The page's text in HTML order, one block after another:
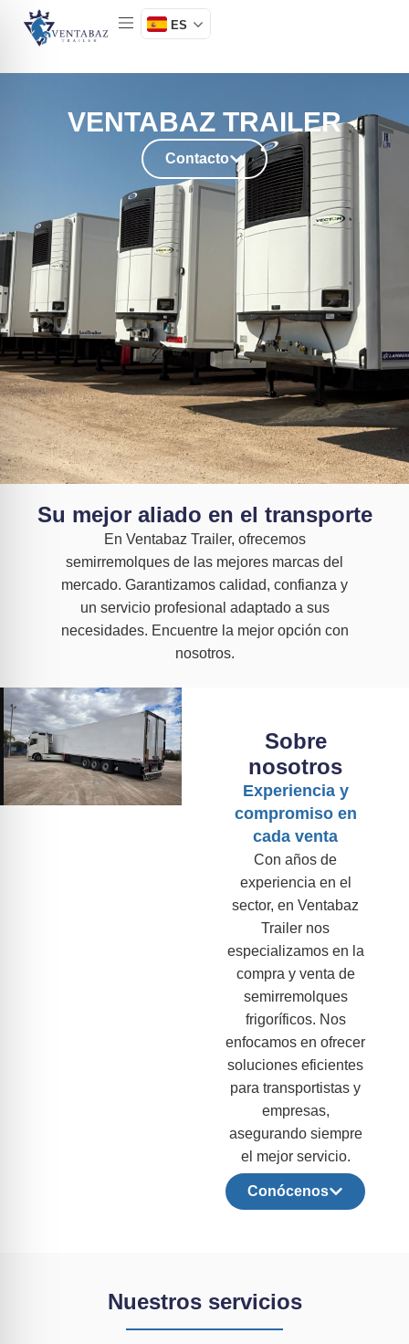
ES
VENTABAZ TRAILER
Contacto
Su mejor aliado en el transporte
En Ventabaz Trailer, ofrecemos
semirremolques de las mejores marcas del
mercado. Garantizamos calidad, confianza y
un servicio profesional adaptado a sus
necesidades. Encuentre la mejor opción con
nosotros.
Sobre
nosotros
Experiencia y
compromiso en
cada venta
Con años de
experiencia en el
sector, en Ventabaz
Trailer nos
especializamos en la
compra y venta de
semirremolques
frigoríficos. Nos
enfocamos en ofrecer
soluciones eficientes
para transportistas y
empresas,
asegurando siempre
el mejor servicio.
Conócenos
Nuestros servicios